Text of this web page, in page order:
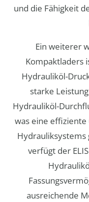
und die Fähigkeit
Ein weiterer
Kompaktladers
Hydrauliköl-
starke
Hydrauliköl-
was eine
verfügt der
ausreichende